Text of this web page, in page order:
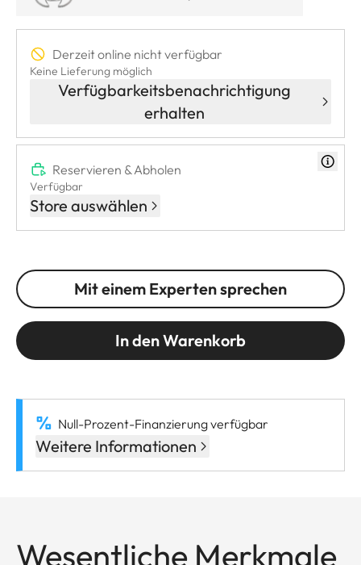
Derzeit online nicht verfügbar
Keine Lieferung möglich
Verfügbarkeitsbenachrichtigung
erhalten
Reservieren & Abholen
Verfügbar
Store auswählen
Mit einem Experten sprechen
In den Warenkorb
Null-Prozent-Finanzierung verfügbar
Weitere Informationen
Wesentliche Merkmale